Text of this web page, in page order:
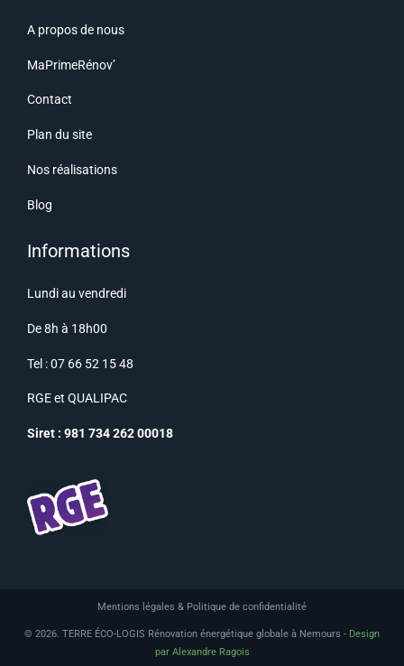
A propos de nous
MaPrimeRénov’
Contact
Plan du site
Nos réalisations
Blog
Informations
Lundi au vendredi
De 8h à 18h00
Tel : 07 66 52 15 48
RGEet QUALIPAC
Siret : 981 734 262 00018
Mentions légales & Politique de confidentialité
© 2026. TERRE ÉCO-LOGIS Rénovation énergétique globale à Nemours - Design
par Alexandre Ragois